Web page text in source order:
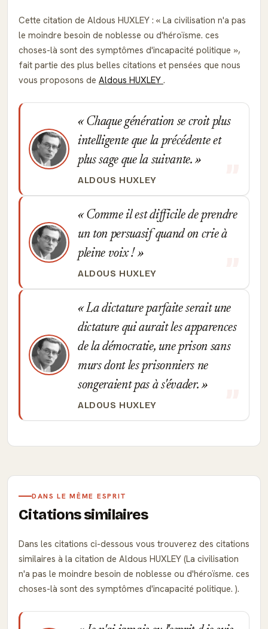
Cette citation de Aldous HUXLEY :
La civilisation n'a pas
le moindre besoin de noblesse ou d'héroïsme. ces
choses-là sont des symptômes d'incapacité politique
,
fait partie des plus belles citations et pensées que nous
vous proposons de Aldous HUXLEY .
Chaque génération se croit plus
intelligente que la précédente et
plus sage que la suivante.
ALDOUS HUXLEY
Comme il est difficile de prendre
un ton persuasif quand on crie à
pleine voix !
ALDOUS HUXLEY
La dictature parfaite serait une
dictature qui aurait les apparences
de la démocratie, une prison sans
murs dont les prisonniers ne
songeraient pas à s'évader.
ALDOUS HUXLEY
DANS LE MÊME ESPRIT
Citations similaires
Dans les citations ci-dessous vous trouverez des citations
similaires à la citation de Aldous HUXLEY (La civilisation
n'a pas le moindre besoin de noblesse ou d'héroïsme. ces
choses-là sont des symptômes d'incapacité politique. ).